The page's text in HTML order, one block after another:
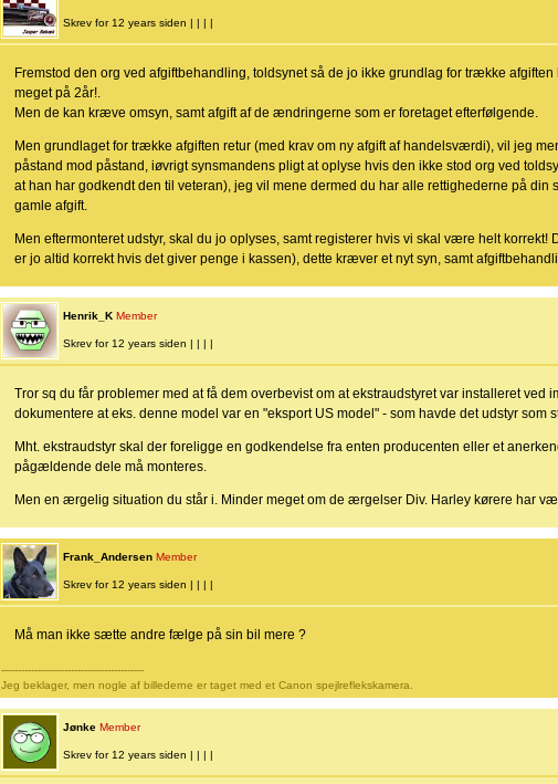
Skrev for 12 years siden | | | |
Fremstod den org ved afgiftbehandling, toldsynet så de jo ikke grundlag for trække afgiften
meget på 2år!.
Men de kan kræve omsyn, samt afgift af de ændringerne som er foretaget efterfølgende.
Men grundlaget for trække afgiften retur (med krav om ny afgift af handelsværdi), vil jeg
påstand mod påstand, iøvrigt synsmandens pligt at oplyse hvis den ikke stod org ved
at han har godkendt den til veteran), jeg vil mene dermed du har alle rettighederne på din
gamle afgift.
Men eftermonteret udstyr, skal du jo oplyses, samt registerer hvis vi skal være helt
er jo altid korrekt hvis det giver penge i kassen), dette kræver et nyt syn, samt
Henrik_K Member
Skrev for 12 years siden | | | |
Tror sq du får problemer med at få dem overbevist om at ekstraudstyret var installeret ved
dokumentere at eks. denne model var en "eksport US model" - som havde det udstyr som
Mht. ekstraudstyr skal der foreligge en godkendelse fra enten producenten eller et
pågældende dele må monteres.
Men en ærgelig situation du står i. Minder meget om de ærgelser Div. Harley kørere har
Frank_Andersen Member
Skrev for 12 years siden | | | |
Må man ikke sætte andre fælge på sin bil mere ?
-------------------------------------------
Jeg beklager, men nogle af billederne er taget med et Canon spejlreflekskamera.
Jønke Member
Skrev for 12 years siden | | | |